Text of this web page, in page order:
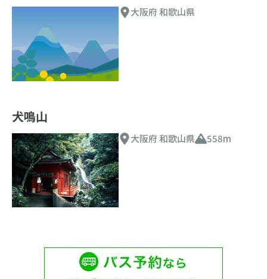
大阪府 和歌山県
犬鳴山
大阪府 和歌山県 558m